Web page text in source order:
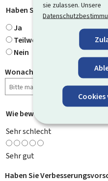
sie zulassen. Unsere
Haben Sie gefunden, wonach
Ja
Teilweise
Nein
Wonach haben Sie gesucht?
Wie bewerten Sie diese Seite?
Sehr schlecht
Sehr gut
Haben Sie